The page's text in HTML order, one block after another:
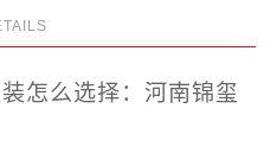
怎么选择：河南锦玺